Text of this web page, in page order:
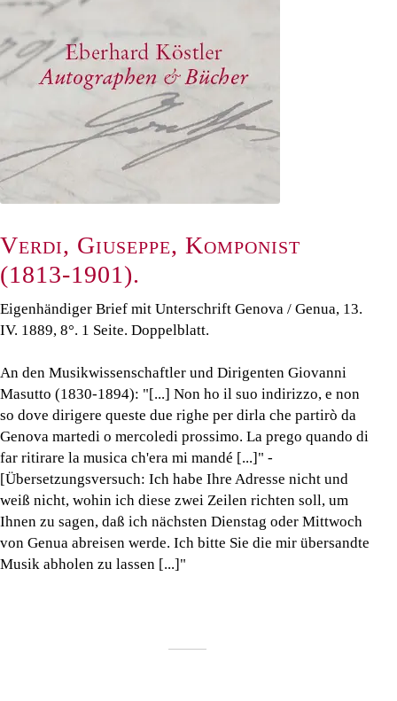
Verdi, Giuseppe, Komponist
(1813-1901).
Eigenhändiger Brief mit Unterschrift Genova / Genua, 13.
IV. 1889, 8°. 1 Seite. Doppelblatt.
An den Musikwissenschaftler und Dirigenten Giovanni
Masutto (1830-1894): "[...] Non ho il suo indirizzo, e non
so dove dirigere queste due righe per dirla che partirò da
Genova martedi o mercoledi prossimo. La prego quando di
far ritirare la musica ch'era mi mandé [...]" -
[Übersetzungsversuch: Ich habe Ihre Adresse nicht und
weiß nicht, wohin ich diese zwei Zeilen richten soll, um
Ihnen zu sagen, daß ich nächsten Dienstag oder Mittwoch
von Genua abreisen werde. Ich bitte Sie die mir übersandte
Musik abholen zu lassen [...]"